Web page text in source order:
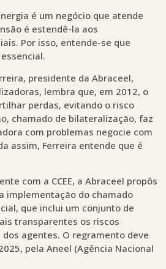
é um negócio que atende
é estendê-la aos
Por isso, entende-se que
presidente da Abraceel,
lembra que, em 2012, o
perdas, evitando o risco
chamado de bilateralização, faz
com problemas negocie com
assim, Ferreira entende que é
com a CCEE, a Abraceel propôs
implementação do chamado
que inclui um conjunto de
transparentes os riscos
agentes. O regramento deve
pela Aneel (Agência Nacional